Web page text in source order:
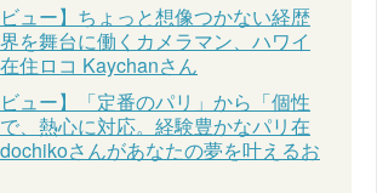
ビュー】ちょっと想像つかない経歴
を舞台に働くカメラマン、ハワイ
在住ロコ Kaychanさん
ビュー】「定番のパリ」から「個性
、熱心に対応。経験豊かなパリ在
さんがあなたの夢を叶えるお